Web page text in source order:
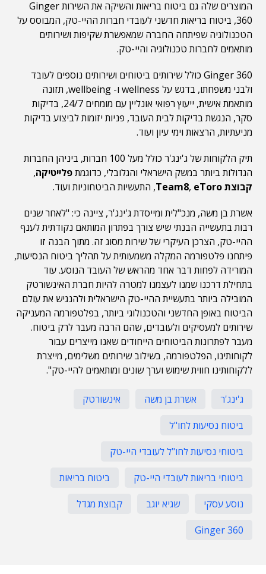
המוצרים שלה גם ביטוח בריאות והשיקה את השירות Ginger
360, ביטוח בריאות חדשני לעובדי חברות ההיי-טק, המבוסס על
הטכנולוגיה שפיתחה החברה שמאפשרת שקיפות ושירותים
מותאמים לחברות טכנולוגיה והיי-טק.
Ginger 360 כולל שירותים ביטוחים ושירותים נוספים לעובד
ולבני משפחתו, בדגש על wellness ו- wellbeing, תזונה
מותאמת אישית, ייעוץ רפואי אונליין עם מומחים 24/7, בדיקות
סקר, הנגשת בדיקות לבית העובד, פניות יזומות לביצוע בדיקות
מניעתיות, הרצאות וימי עיון ועוד.
תיק הלקוחות של ג'ינג'ר כולל מעל 100 חברות, ביניהן החברות
הגדולות ביותר במשק הישראלי והגלובלי, כדוגמתפלייטיקה,
קבוצת Team8
, eToro
, התעשיות הביטחוניות ועוד.
אשרת בן משה, מנכ"לית ומייסדת ג'ינג'ר, ציינה כי: "לאחר שנים
רבות בתעשייה הבנתי שיש צורך בפתרון המותאם נקודתית לענף
ההיי-טק, הצרכן העיקרי של שירות מסוג זה. מתוך הבנה זו
פיתחנו פלטפורמה המקלה משמעותית על תהליך ביטוח הנסיעות,
המורידה לפחות דבר אחד מהראש של העובד הנוסע. עוד
בתחילת דרכנו שמנו לעצמנו למטרה להיות חברת האינשורטק
המובילה ביותר בתעשיית ההיי-טק הישראלית ולהנגיש את עולם
הביטוח באופן החדשני והטכנולוגי ביותר, בפלטפורמה המעניקה
שירותים למעסיקים ולעובדים, שהם הרבה מעבר לרק ביטוח.
מעבר לפתרונות הביטוחים הייחודים שאנו מייצרים עבור
לקוחותינו, הפלטפורמה, בשילוב שירותים משלימים, מייצרת
ללקוחותינו חווית שימוש וערך שונים ומותאמים להיי-טק".
ג'ינג'ר אשרת בן משה
אינשורטק
ביטוח נסיעות לחו"ל
ביטוחי נסיעות לחו"ל לעובדי היי-טק
ביטוחי בריאות לעובדי היי-טק
ביטוח בריאות
נוסע עסקי
שגיא יוגב
קבוצת מגדל
Ginger 360